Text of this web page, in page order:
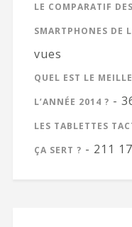
LE COMPARATIF
SMARTPHONES DE
vues
QUEL EST LE
L’ANNÉE 2014 ? -
LES TABLETTES
ÇA SERT ? - 211